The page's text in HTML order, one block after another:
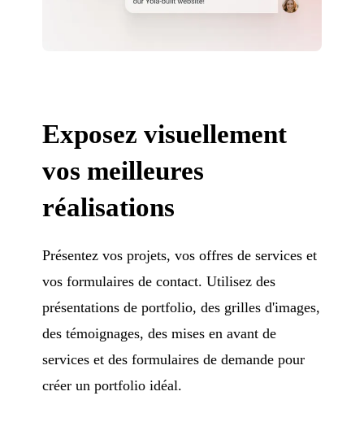
Exposez visuellement
vos meilleures
réalisations
Présentez vos projets, vos offres de services et
vos formulaires de contact. Utilisez des
présentations de portfolio, des grilles d'images,
des témoignages, des mises en avant de
services et des formulaires de demande pour
créer un portfolio idéal.